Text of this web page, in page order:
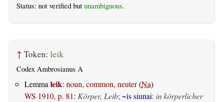
Status: not verified but unambiguous.
↑ Token: leik
Codex Ambrosianus A
Lemma leik: noun, common, neuter(Na)
WS 1910, p. 81: Körper, Leib; ~is siunai: in körperlicher